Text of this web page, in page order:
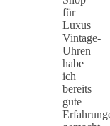
für
Luxus
Vintage-
Uhren
habe
ich
bereits
gute